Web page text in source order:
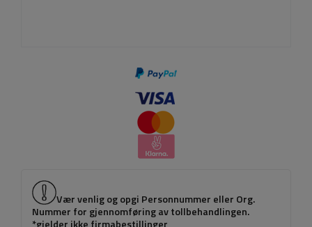
Vær venlig og opgi Personnummer eller Org.
Nummer for gjennomføring av tollbehandlingen.